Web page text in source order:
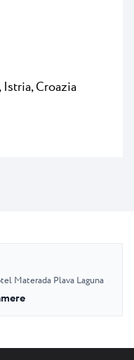
Croazia
Materada Plava Laguna